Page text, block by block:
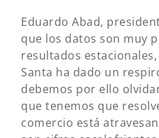
Eduardo Abad,
que los datos son muy
resultados
Santa ha dado un
debemos por ello
que tenemos que
comercio está